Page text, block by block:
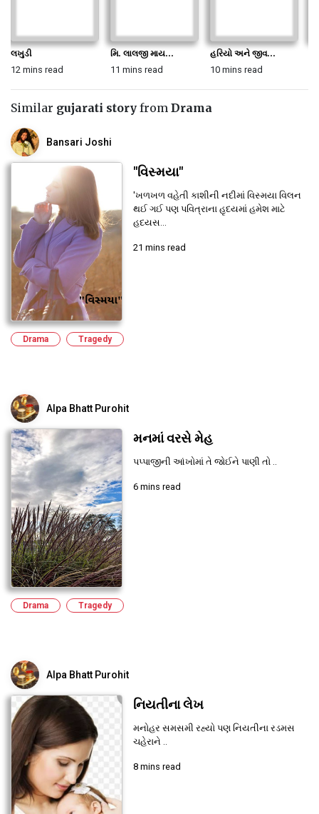
લખુડી
12 mins read
મિ. લાલજી માય...
11 mins read
હરિયો અને જીવ...
10 mins read
Similar gujarati story from Drama
Bansari Joshi
"વિસ્મયા"
'ખળખળ વહેતી કાશીની નદીમાં વિસ્મયા વિલન
થઈ ગઈ પણ પવિત્રાના હૃદયમાં હમેશ માટે
હદયસ...
21 mins read
Drama Tragedy
Alpa Bhatt Purohit
મનમાં વરસે મેહ
પપ્પાજીની આંખોમાં તે જોઈને પાણી તો ..
6 mins read
Drama Tragedy
Alpa Bhatt Purohit
નિયતીના લેખ
મનોહર સમસમી રહ્યો પણ નિયતીના રડમસ
ચહેરાને ..
8 mins read